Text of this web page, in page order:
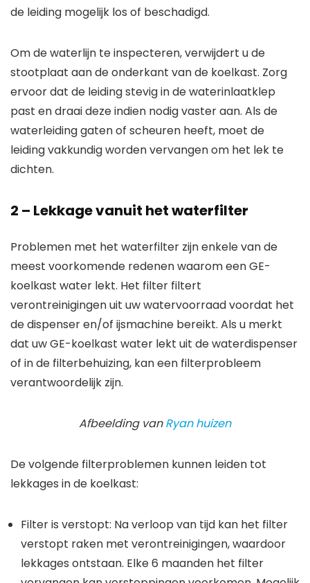
de leiding mogelijk los of beschadigd.
Om de waterlijn te inspecteren, verwijdert u de
stootplaat aan de onderkant van de koelkast. Zorg
ervoor dat de leiding stevig in de waterinlaatklep
past en draai deze indien nodig vaster aan. Als de
waterleiding gaten of scheuren heeft, moet de
leiding vakkundig worden vervangen om het lek te
dichten.
2 – Lekkage vanuit het waterfilter
Problemen met het waterfilter zijn enkele van de
meest voorkomende redenen waarom een ​​GE-
koelkast water lekt. Het filter filtert
verontreinigingen uit uw watervoorraad voordat het
de dispenser en/of ijsmachine bereikt. Als u merkt
dat uw GE-koelkast water lekt uit de waterdispenser
of in de filterbehuizing, kan een filterprobleem
verantwoordelijk zijn.
Afbeelding vanRyan huizen
De volgende filterproblemen kunnen leiden tot
lekkages in de koelkast:
Filter is verstopt: Na verloop van tijd kan het filter
verstopt raken met verontreinigingen, waardoor
lekkages ontstaan. Elke 6 maanden het filter